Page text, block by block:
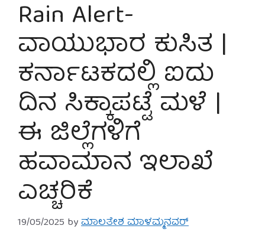
Rain Alert-
ವಾಯುಭಾರ ಕುಸಿತ |
ಕರ್ನಾಟಕದಲ್ಲಿ ಐದು
ದಿನ ಸಿಕ್ಕಾಪಟ್ಟೆ ಮಳೆ |
ಈ ಜಿಲ್ಲೆಗಳಿಗೆ
ಹವಾಮಾನ ಇಲಾಖೆ
ಎಚ್ಚರಿಕೆ
19/05/2025 byಮಾಲತೇಶ ಮಾಳಮ್ಮನವರ್